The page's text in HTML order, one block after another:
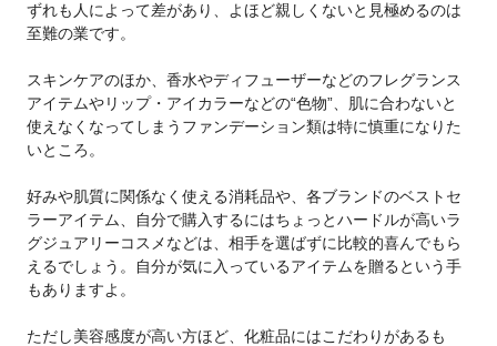
ずれも人によって差があり、よほど親しくないと見極めるのは
至難の業です。
スキンケアのほか、香水やディフューザーなどのフレグランス
アイテムやリップ・アイカラーなどの“色物”、肌に合わないと
使えなくなってしまうファンデーション類は特に慎重になりた
いところ。
好みや肌質に関係なく使える消耗品や、各ブランドのベストセ
ラーアイテム、自分で購入するにはちょっとハードルが高いラ
グジュアリーコスメなどは、相手を選ばずに比較的喜んでもら
えるでしょう。自分が気に入っているアイテムを贈るという手
もありますよ。
ただし美容感度が高い方ほど、化粧品にはこだわりがあるも